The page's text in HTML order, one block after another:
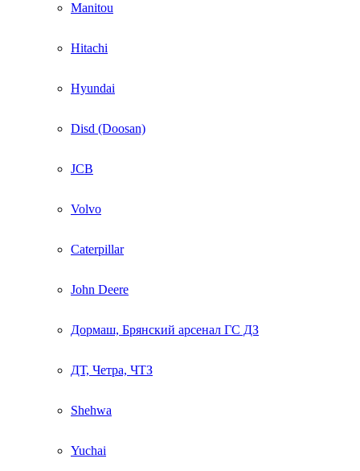
Manitou
Hitachi
Hyundai
Disd (Doosan)
JCB
Volvo
Caterpillar
John Deere
Дормаш, Брянский арсенал ГС ДЗ
ДТ, Четра, ЧТЗ
Shehwa
Yuchai